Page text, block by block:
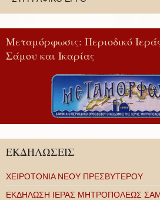
Μεταμόρφωσις: Περιοδικό
Σάμου και Ικαρίας
ΕΚΔΗΛΩΣΕΙΣ
ΧΕΙΡΟΤΟΝΙΑ ΝΕΟΥ ΠΡΕΣΒΥΤΕΡΟΥ
ΕΚΔΗΛΩΣΗ ΙΕΡΑΣ ΜΗΤΡΟΠΟΛΕΩΣ